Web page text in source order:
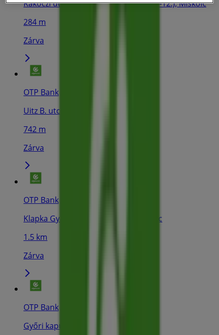
Rákóczi út 1. (bejárat: Széchenyi u. 10-12.), Miskolc
284 m
Zárva
OTP Bank
Uitz B. utca 6., Miskolc
742 m
Zárva
OTP Bank
Klapka György utca 18. (Avas), Miskolc
1.5 km
Zárva
OTP Bank
Győri kapu 51., Miskolc